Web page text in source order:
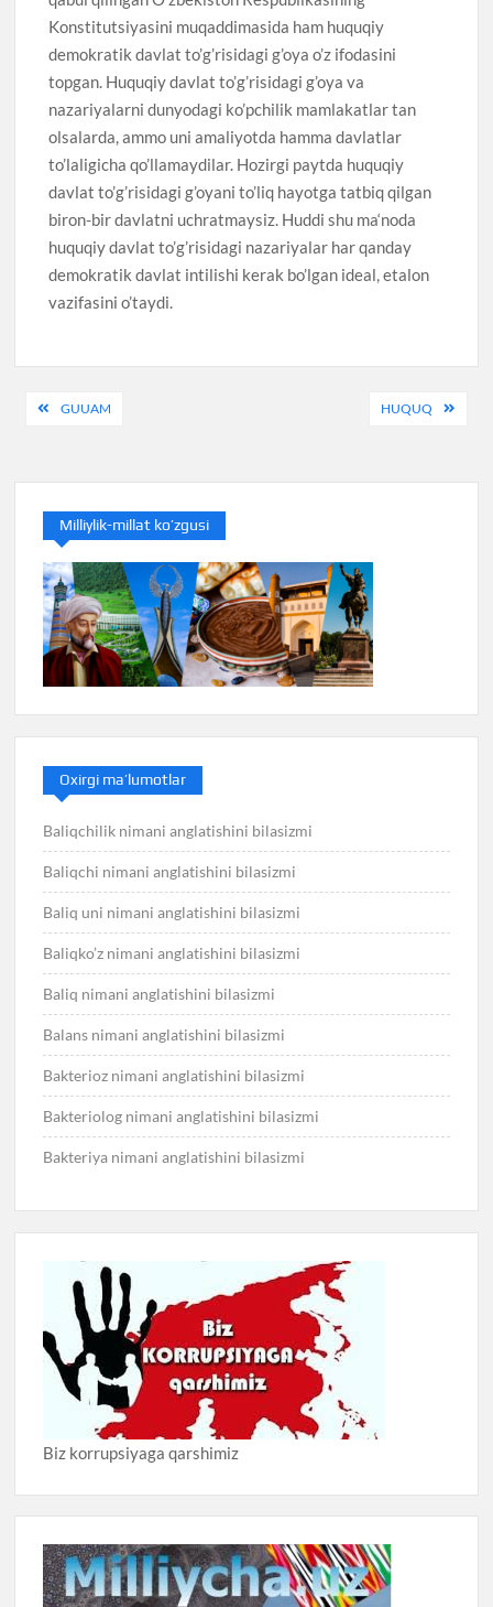
Konstitutsiyasini muqaddimasida ham huquqiy
demokratik davlat to’g’risidagi g’oya o’z ifodasini
topgan. Huquqiy davlat to’g’risidagi g’oya va
nazariyalarni dunyodagi ko’pchilik mamlakatlar tan
olsalarda, ammo uni amaliyotda hamma davlatlar
to’laligicha qo’llamaydilar. Hozirgi paytda huquqiy
davlat to’g’risidagi g’oyani to’liq hayotga tatbiq qilgan
biron-bir davlatni uchratmaysiz. Huddi shu ma‘noda
huquqiy davlat to’g’risidagi nazariyalar har qanday
demokratik davlat intilishi kerak bo’lgan ideal, etalon
vazifasini o’taydi.
PostGUUAM HUQUQ
Milliylik-millat ko’zgusi
Oxirgi ma’lumotlar
Baliqchilik nimani anglatishini bilasizmi
Baliqchi nimani anglatishini bilasizmi
Baliq uni nimani anglatishini bilasizmi
Baliqko’z nimani anglatishini bilasizmi
Baliq nimani anglatishini bilasizmi
Balans nimani anglatishini bilasizmi
Bakterioz nimani anglatishini bilasizmi
Bakteriolog nimani anglatishini bilasizmi
Bakteriya nimani anglatishini bilasizmi
Biz korrupsiyaga qarshimiz